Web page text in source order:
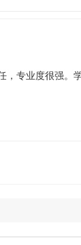
专业度很强